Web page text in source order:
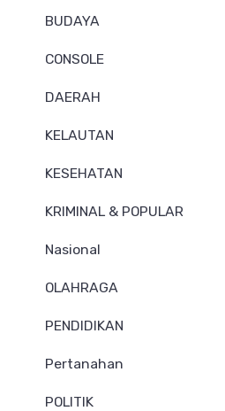
BUDAYA
CONSOLE
DAERAH
KELAUTAN
KESEHATAN
KRIMINAL & POPULAR
Nasional
OLAHRAGA
PENDIDIKAN
Pertanahan
POLITIK